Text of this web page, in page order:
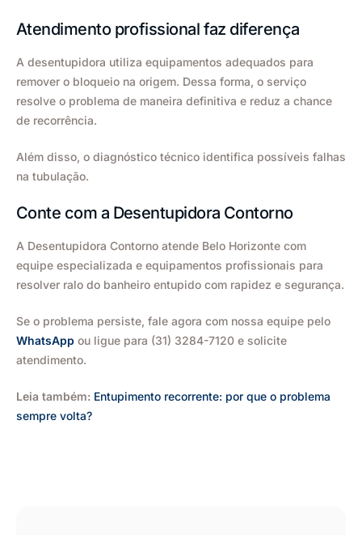
Atendimento profissional faz diferença
A desentupidora utiliza equipamentos adequados para
remover o bloqueio na origem. Dessa forma, o serviço
resolve o problema de maneira definitiva e reduz a chance
de recorrência.
Além disso, o diagnóstico técnico identifica possíveis falhas
na tubulação.
Conte com a Desentupidora Contorno
A Desentupidora Contorno atende Belo Horizonte com
equipe especializada e equipamentos profissionais para
resolver ralo do banheiro entupido com rapidez e segurança.
Se o problema persiste, fale agora com nossa equipe pelo
WhatsApp ou ligue para (31) 3284-7120 e solicite
atendimento.
Leia também: Entupimento recorrente: por que o problema
sempre volta?